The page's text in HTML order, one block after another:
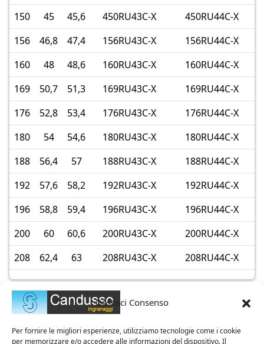
Gestisci Consenso
Per fornire le migliori esperienze, utilizziamo tecnologie come i cookie
per memorizzare e/o accedere alle informazioni del dispositivo. Il
150
45 45,6 450RU43C-X
450RU44C-X
156
46,8 47,4 156RU43C-X
156RU44C-X
160
48 48,6 160RU43C-X
160RU44C-X
169
50,7 51,3 169RU43C-X
169RU44C-X
176
52,8 53,4 176RU43C-X
176RU44C-X
180
54 54,6 180RU43C-X
180RU44C-X
188
56,4 57 188RU43C-X
188RU44C-X
192
57,6 58,2 192RU43C-X
192RU44C-X
196
58,8 59,4 196RU43C-X
196RU44C-X
200
60 60,6 200RU43C-X
200RU44C-X
208
62,4 63 208RU43C-X 208RU44C-X